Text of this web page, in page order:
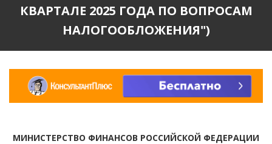
КВАРТАЛЕ 2025 ГОДА ПО ВОПРОСАМ
НАЛОГООБЛОЖЕНИЯ")
МИНИСТЕРСТВО ФИНАНСОВ РОССИЙСКОЙ ФЕДЕРАЦИИ